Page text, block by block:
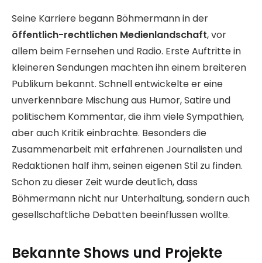
Seine Karriere begann Böhmermann in der
öffentlich-rechtlichen Medienlandschaft, vor
allem beim Fernsehen und Radio. Erste Auftritte in
kleineren Sendungen machten ihn einem breiteren
Publikum bekannt. Schnell entwickelte er eine
unverkennbare Mischung aus Humor, Satire und
politischem Kommentar, die ihm viele Sympathien,
aber auch Kritik einbrachte. Besonders die
Zusammenarbeit mit erfahrenen Journalisten und
Redaktionen half ihm, seinen eigenen Stil zu finden.
Schon zu dieser Zeit wurde deutlich, dass
Böhmermann nicht nur Unterhaltung, sondern auch
gesellschaftliche Debatten beeinflussen wollte.
Bekannte Shows und Projekte